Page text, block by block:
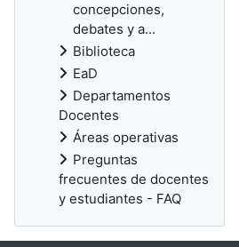
concepciones,
debates y a...
Biblioteca
EaD
Departamentos
Docentes
Áreas operativas
Preguntas
frecuentes de docentes
y estudiantes - FAQ